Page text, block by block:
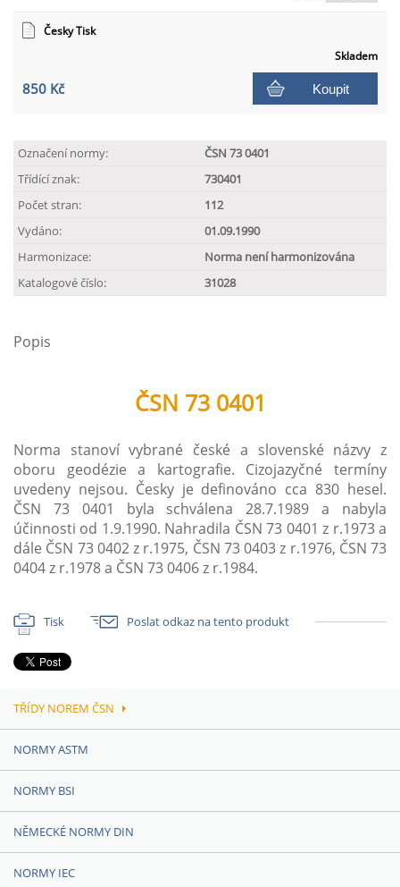
Česky Tisk
Skladem
850 Kč Koupit
Označení normy:
ČSN 73 0401
Třídící znak:
730401
Počet stran:
112
Vydáno:
01.09.1990
Harmonizace:
Norma není harmonizována
Katalogové číslo:
31028
Popis
ČSN 73 0401
Norma stanoví vybrané české a slovenské názvy z
oboru geodézie a kartografie. Cizojazyčné termíny
uvedeny nejsou. Česky je definováno cca 830 hesel.
ČSN 73 0401 byla schválena 28.7.1989 a nabyla
účinnosti od 1.9.1990. Nahradila ČSN 73 0401 z r.1973 a
dále ČSN 73 0402 z r.1975, ČSN 73 0403 z r.1976, ČSN 73
0404 z r.1978 a ČSN 73 0406 z r.1984.
Tisk Poslat odkaz na tento produkt
TŘÍDY NOREM ČSN
NORMY ASTM
NORMY BSI
NĚMECKÉ NORMY DIN
NORMY IEC